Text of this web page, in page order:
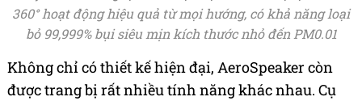
360° hoạt động hiệu quả từ mọi hướng, có khả năng loại
bỏ 99,999% bụi siêu mịn kích thước nhỏ đến PM0.01
Không chỉ có thiết kế hiện đại, AeroSpeaker còn
được trang bị rất nhiều tính năng khác nhau. Cụ